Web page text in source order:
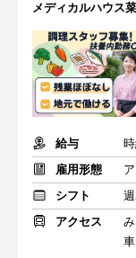
メディカルハウス
給与
雇用形態
シフト
アクセス